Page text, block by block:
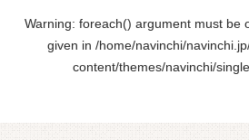
Warning: foreach() argument must be
given in /home/navinchi/
content/themes/navinchi/